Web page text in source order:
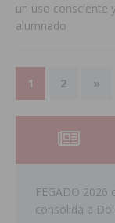
un uso consciente
alumnado
1 2 »
FEGADO
consolida a